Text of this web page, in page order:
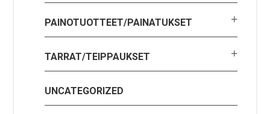
PAINOTUOTTEET/PAINATUKSET
TARRAT/TEIPPAUKSET
UNCATEGORIZED